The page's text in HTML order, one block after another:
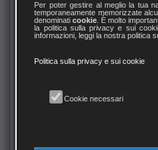
Per poter gestire al meglio la tua
temporaneamente memorizzate
denominaticookie . È molto
la politica sulla privacy e sui
informazioni, leggi la nostra politica
Politica sulla privacy e sui cookie
Cookie necessari